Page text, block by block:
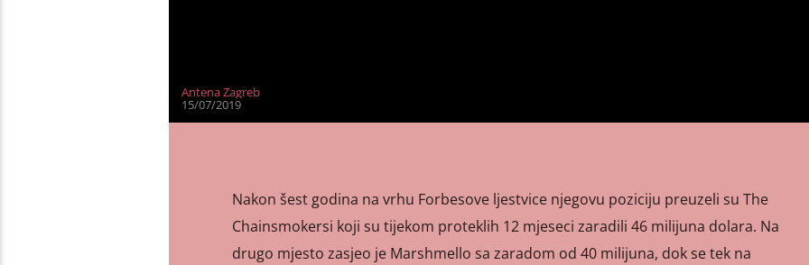
Antena Zagreb
15/07/2019
Nakon šest godina na vrhu Forbesove ljestvice njegovu poziciju preuzeli su The
Chainsmokersi koji su tijekom proteklih 12 mjeseci zaradili 46 milijuna dolara. Na
drugo mjesto zasjeo je Marshmello sa zaradom od 40 milijuna, dok se tek na